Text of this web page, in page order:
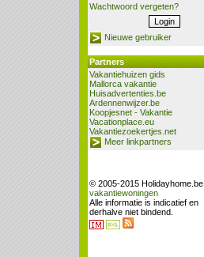
Wachtwoord vergeten?
Nieuwe gebruiker
Partners
Vakantiehuizen gids
Mallorca vakantie
Huisadvertenties.be
Ardennenwijzer.be
Koopjesnet - Vakantie
Vacationplace.eu
Vakantiezoekertjes.net
Meer linkpartners
© 2005-2015 Holidayhome.be
vakantiewoningen
Alle informatie is indicatief en
derhalve niet bindend.